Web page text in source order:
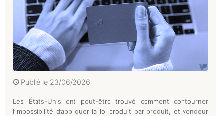
Publié le 23/06/2026
Les États-Unis ont peut-être trouvé comment contourner
l’impossibilité d’appliquer la loi produit par produit, et vendeur